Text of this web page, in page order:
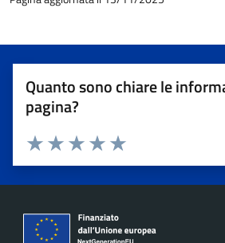
Quanto sono chiare le
pagina?
Valuta 5 stelle su 5
Valuta 4 stelle su 5
Valuta 3 stelle su 5
Valuta 2 stelle su 5
Valuta 1 stelle su 5